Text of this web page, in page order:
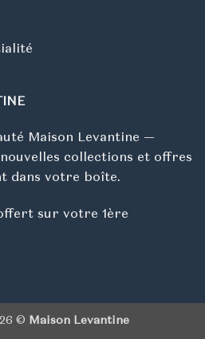
Maison Levantine —
collections et offres
dans votre boîte.
sur votre 1ère
© Maison Levantine